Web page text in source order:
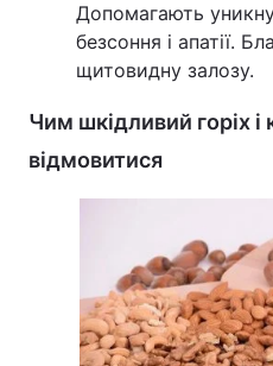
Допомагають
безсоння і апатії.
щитовидну залозу.
Чим шкідливий горіх і
відмовитися